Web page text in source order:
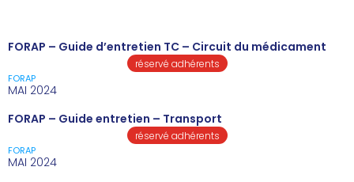
FORAP – Guide d’entretien TC – Circuit du médicament
réservé adhérents
FORAP
MAI 2024
FORAP – Guide entretien – Transport
réservé adhérents
FORAP
MAI 2024